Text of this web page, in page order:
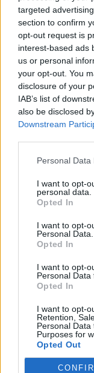
targeted
section to confirm
opt-out request is
interest-based ads
us or personal
your opt-out. You
disclosure of your
IAB’s list of
also be disclosed
Downstream
Personal
I want to opt-
personal data.
Opted In
I want to opt-
Personal Data.
Opted In
I want to opt-
Personal Data
Opted In
I want to opt-
Retention,
Personal
Purposes for
Opted Out
© Wonderpots Frozen Yogurt
Wonderpots
Die Wonderpots
gefüllt mit wahren
also, Frozen
Tonne an
Kats oder
Grenzen.
Seidengasse 1
8001 Zürich
043 497 24 40
© Vegelateria
Ganz nach dem
vertreibt die
Mischung aus
und wir müssen